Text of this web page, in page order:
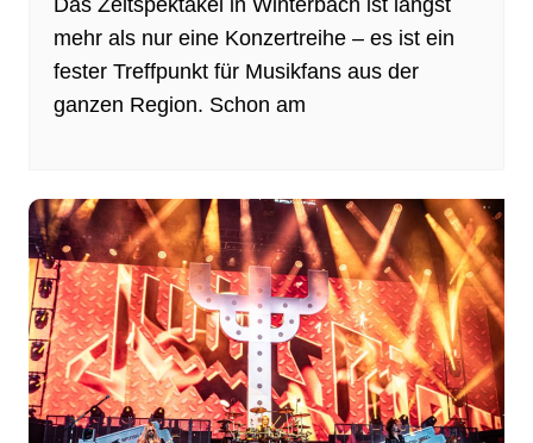
Das Zeltspektakel in Winterbach ist längst
mehr als nur eine Konzertreihe – es ist ein
fester Treffpunkt für Musikfans aus der
ganzen Region. Schon am